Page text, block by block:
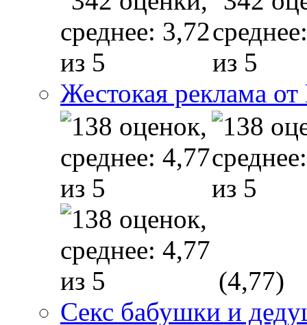
Жестокая реклама
(4,77)
Секс бабушки и